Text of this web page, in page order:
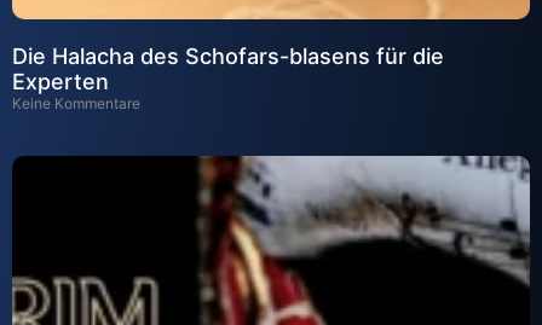
Die Halacha des Schofars-blasens für die
Experten
Keine Kommentare